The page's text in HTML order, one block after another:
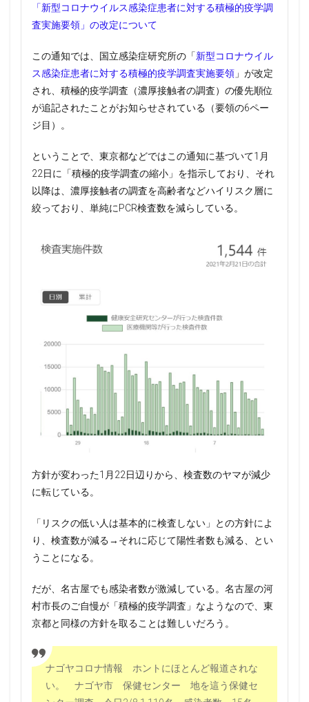
「新型コロナウイルス感染症患者に対する積極的疫学調
査実施要領」の改定について
この通知では、国立感染症研究所の「新型コロナウイル
ス感染症患者に対する積極的疫学調査実施要領 」が改定
され、積極的疫学調査（濃厚接触者の調査）の優先順位
が追記されたことがお知らせされている（要領の6ペー
ジ目）。
ということで、東京都などではこの通知に基づいて1月
22日に「積極的疫学調査の縮小」を指示しており、それ
以降は、濃厚接触者の調査を高齢者などハイリスク層に
絞っており、単純にPCR検査数を減らしている。
方針が変わった1月22日辺りから、検査数のヤマが減少
に転じている。
「リスクの低い人は基本的に検査しない」との方針によ
り、検査数が減る→それに応じて陽性者数も減る、とい
うことになる。
だが、名古屋でも感染者数が激減している。名古屋の河
村市長のご自慢が「積極的疫学調査」なようなので、東
京都と同様の方針を取ることは難しいだろう。
ナゴヤコロナ情報 ホントにほとんど報道されな
い。 ナゴヤ市 保健センター 地を這う保健セ